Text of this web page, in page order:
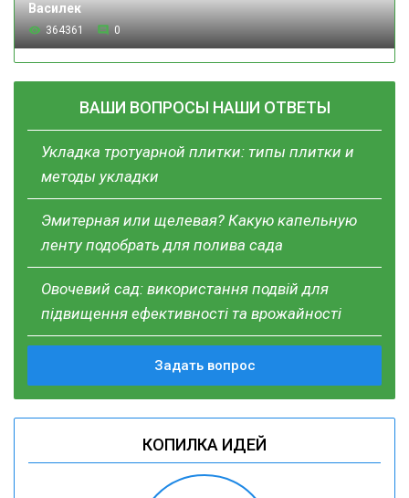
Василек
364361 0
ВАШИ ВОПРОСЫ НАШИ ОТВЕТЫ
Укладка тротуарной плитки: типы плитки и
методы укладки
Эмитерная или щелевая? Какую капельную
ленту подобрать для полива сада
Овочевий сад: використання подвій для
підвищення ефективності та врожайності
Задать вопрос
КОПИЛКА ИДЕЙ